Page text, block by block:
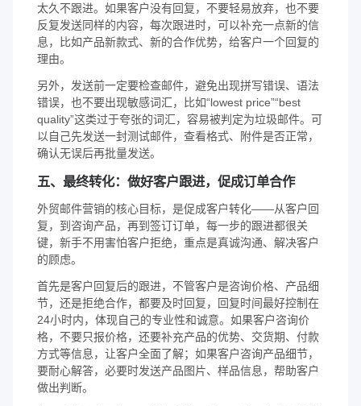
太久不跟进。如果客户没有回复，不要轻易放弃，也不要
反复发送同样的内容，每次跟进时，可以补充一点新的信
息，比如产品新款式、新的合作优势，给客户一个回复的
理由。
另外，发送前一定要检查邮件，避免出现拼写错误、语法
错误，也不要出现敏感词汇，比如“lowest price”“best
quality”这类过于夸张的词汇，容易被判定为垃圾邮件。可
以自己先发送一封测试邮件，查看格式、附件是否正常，
确认无误后再批量发送。
五、最终转化：做好客户跟进，促成订单合作
外贸邮件营销的核心目标，是促成客户转化——从客户回
复，到咨询产品，再到签订订单，每一步的跟进都很关
键，新手不用害怕客户拒绝，重点是真诚沟通、解决客户
的顾虑。
首先是客户回复后的跟进，不管客户是咨询价格、产品细
节，还是拒绝合作，都要及时回复，回复时间最好控制在
24小时内，体现自己的专业性和诚意。如果客户咨询价
格，不要只报价格，还要补充产品的优势、交货期、付款
方式等信息，让客户全面了解；如果客户咨询产品细节，
要耐心解答，必要时发送产品图片、样品信息，帮助客户
做出判断。